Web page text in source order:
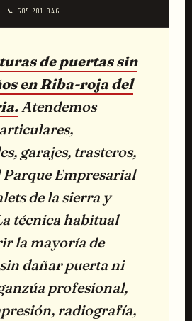
📞 605 281 846
de puertas sin
en Riba-roja del
Atendemos
garajes, trasteros,
Empresarial
de la sierra y
técnica habitual
la mayoría de
dañar puerta ni
profesional,
radiografía,